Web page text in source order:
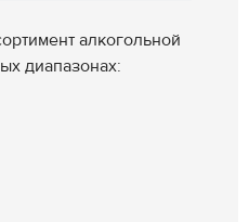
алкогольной
диапазонах: